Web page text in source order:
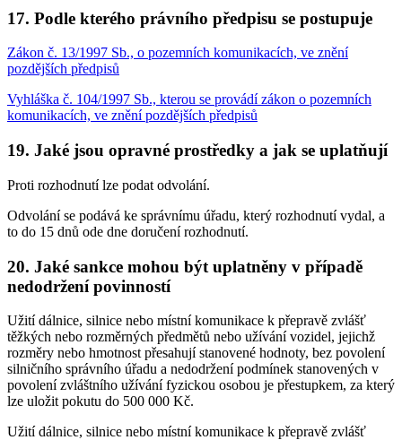
17. Podle kterého právního předpisu se postupuje
Zákon č. 13/1997 Sb., o pozemních komunikacích, ve znění
pozdějších předpisů
Vyhláška č. 104/1997 Sb., kterou se provádí zákon o pozemních
komunikacích, ve znění pozdějších předpisů
19. Jaké jsou opravné prostředky a jak se uplatňují
Proti rozhodnutí lze podat odvolání.
Odvolání se podává ke správnímu úřadu, který rozhodnutí vydal, a
to do 15 dnů ode dne doručení rozhodnutí.
20. Jaké sankce mohou být uplatněny v případě
nedodržení povinností
Užití dálnice, silnice nebo místní komunikace k přepravě zvlášť
těžkých nebo rozměrných předmětů nebo užívání vozidel, jejichž
rozměry nebo hmotnost přesahují stanovené hodnoty, bez povolení
silničního správního úřadu a nedodržení podmínek stanovených v
povolení zvláštního užívání fyzickou osobou je přestupkem, za který
lze uložit pokutu do 500 000 Kč.
Užití dálnice, silnice nebo místní komunikace k přepravě zvlášť